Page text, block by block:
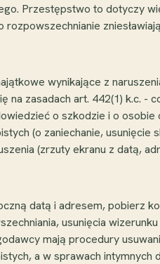
Przestępstwo to dotyczy
wynikające z
zasadach art. 442(1) k.c. -
o szkodzie i o osobie
(o zaniechanie, usunięcie
(zrzuty ekranu z datą,
datą i adresem, pobierz
usunięcia
mają procedury
a w sprawach intymnych